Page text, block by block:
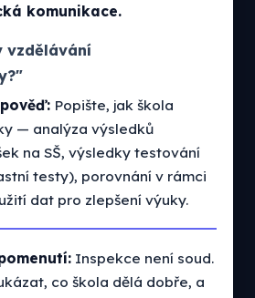
komunikace.
vzdělávání
Popište, jak škola
— analýza výsledků
na SŠ, výsledky testování
testy), porovnání v rámci
dat pro zlepšení výuky.
Inspekce není soud.
co škola dělá dobře, a